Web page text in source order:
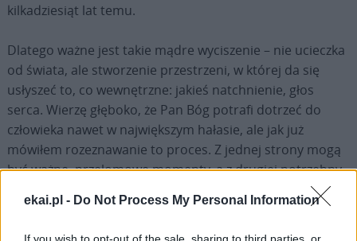
ekai.pl - Do Not Process My Personal Information
kilkadziesiąt lat temu.
Dlatego ważne jest takie mądre wyciszenie – nie ucieczka
od świata, ale stworzenie przestrzeni, w której da się
usłyszeć to, co wewnętrzne: jakieś natchnienie, głos
serca. Wierzę głęboko, że Pan Bóg potrafi dotrzeć do
człowieka nawet w największym hałasie, ale jak już
mówiłem rozeznawanie to proces. Z jednej strony mogą
być ważne, przełomowe momenty, a z drugiej potrzebny
jest czas: dojrzewanie, wsłuchiwanie się, szukanie tego,
co naprawdę w duszy gra.